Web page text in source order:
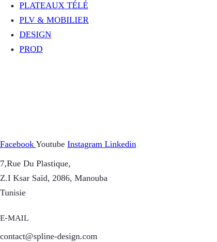
PLATEAUX TÉLÉ
PLV & MOBILIER
DESIGN
PROD
Facebook Youtube Instagram Linkedin
7,Rue Du Plastique,
Z.I Ksar Saïd, 2086, Manouba
Tunisie
E-MAIL
contact@spline-design.com